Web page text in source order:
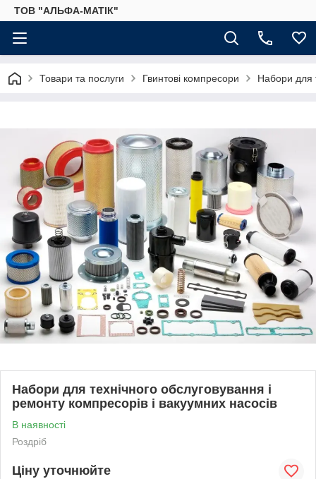
ТОВ "АЛЬФА-МАТІК"
Товари та послуги Гвинтові компресори Набори для
Набори для технічного обслуговування і
ремонту компресорів і вакуумних насосів
В наявності
Роздріб
Ціну уточнюйте